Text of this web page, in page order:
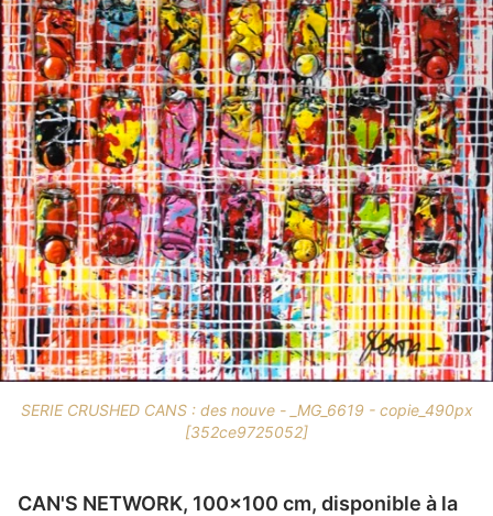
SERIE CRUSHED CANS : des nouve - _MG_6619 - copie_490px
[352ce9725052]
CAN'S NETWORK, 100x100 cm, disponible à la